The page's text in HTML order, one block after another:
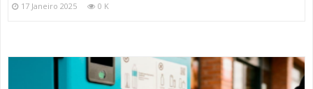
17 Janeiro 2025 0 K